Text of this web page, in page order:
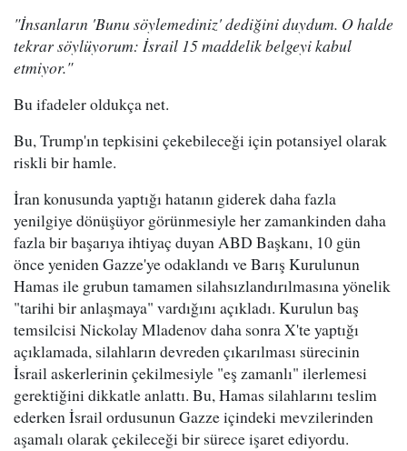
"İnsanların 'Bunu söylemediniz' dediğini duydum. O halde
tekrar söylüyorum: İsrail 15 maddelik belgeyi kabul
etmiyor."
Bu ifadeler oldukça net.
Bu, Trump'ın tepkisini çekebileceği için potansiyel olarak
riskli bir hamle.
İran konusunda yaptığı hatanın giderek daha fazla
yenilgiye dönüşüyor görünmesiyle her zamankinden daha
fazla bir başarıya ihtiyaç duyan ABD Başkanı, 10 gün
önce yeniden Gazze'ye odaklandı ve Barış Kurulunun
Hamas ile grubun tamamen silahsızlandırılmasına yönelik
"tarihi bir anlaşmaya" vardığını açıkladı. Kurulun baş
temsilcisi Nickolay Mladenov daha sonra X'te yaptığı
açıklamada, silahların devreden çıkarılması sürecinin
İsrail askerlerinin çekilmesiyle "eş zamanlı" ilerlemesi
gerektiğini dikkatle anlattı. Bu, Hamas silahlarını teslim
ederken İsrail ordusunun Gazze içindeki mevzilerinden
aşamalı olarak çekileceği bir sürece işaret ediyordu.